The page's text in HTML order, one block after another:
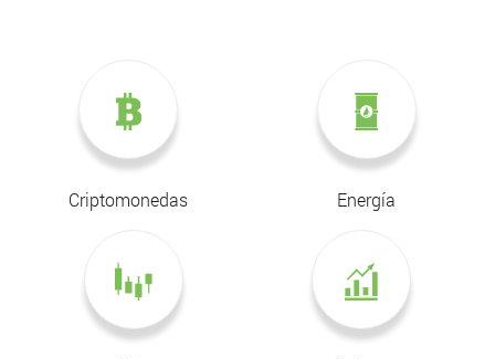
Criptomonedas Energía